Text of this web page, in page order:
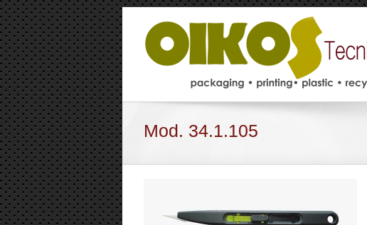
Mod. 34.1.105